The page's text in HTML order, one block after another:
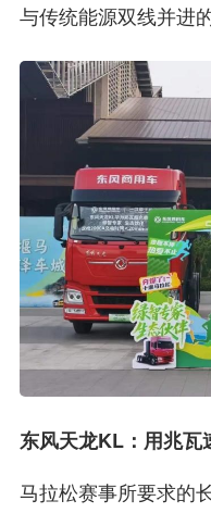
与传统能源双线并进
东风天龙KL：用兆瓦
马拉松赛事所要求的